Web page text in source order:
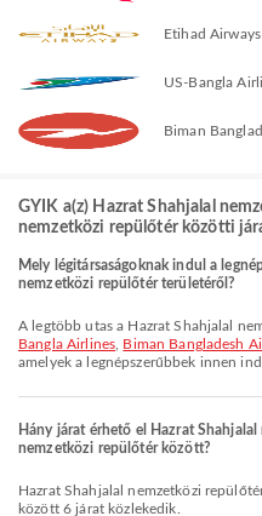
Etihad Airways
US-Bangla
Biman
GYIK a(z) Hazrat Shahjalal
nemzetközi repülőtér közötti
Mely légitársaságoknak indul a
nemzetközi repülőtér területéről?
A legtöbb utas a Hazrat Shahjalal
Bangla Airlines Biman Bangladesh
amelyek a legnépszerűbbek innen
Hány járat érhető el Hazrat
nemzetközi repülőtér között?
Hazrat Shahjalal nemzetközi repülőtér és Abu-Dzabi nemzetközi repülőtér
között 6 járat közlekedik.